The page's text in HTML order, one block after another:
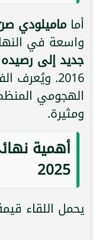
أما ماميلودي
واسعة في
جديد إلى رصيده
2016.
الهجومي
ومثيرة.
أهمية
2025
يحمل اللقاء